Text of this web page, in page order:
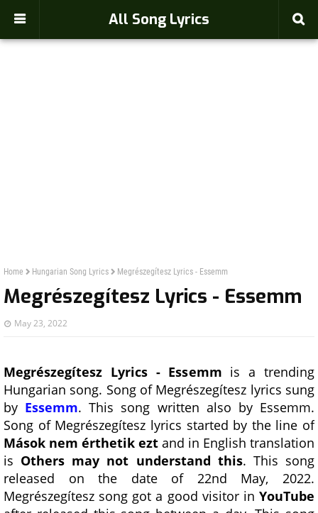
All Song Lyrics
Home Hungarian Song Lyrics Megrészegítesz Lyrics - Essemm
Megrészegítesz Lyrics - Essemm
May 23, 2022
Megrészegítesz Lyrics - Essemm is a trending
Hungarian song. Song of Megrészegítesz lyrics sung
by Essemm. This song written also by Essemm.
Song of Megrészegítesz lyrics started by the line of
Mások nem érthetik ezt and in English translation
is Others may not understand this. This song
released on the date of 22nd May, 2022.
Megrészegítesz song got a good visitor in YouTube